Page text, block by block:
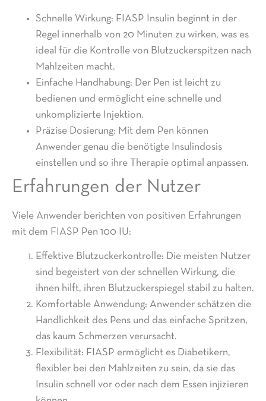
Schnelle Wirkung: FIASP Insulin beginnt in der
Regel innerhalb von 20 Minuten zu wirken, was es
ideal für die Kontrolle von Blutzuckerspitzen nach
Mahlzeiten macht.
Einfache Handhabung: Der Pen ist leicht zu
bedienen und ermöglicht eine schnelle und
unkomplizierte Injektion.
Präzise Dosierung: Mit dem Pen können
Anwender genau die benötigte Insulindosis
einstellen und so ihre Therapie optimal anpassen.
Erfahrungen der Nutzer
Viele Anwender berichten von positiven Erfahrungen
mit dem FIASP Pen 100 IU:
Effektive Blutzuckerkontrolle: Die meisten Nutzer
sind begeistert von der schnellen Wirkung, die
ihnen hilft, ihren Blutzuckerspiegel stabil zu halten.
Komfortable Anwendung: Anwender schätzen die
Handlichkeit des Pens und das einfache Spritzen,
das kaum Schmerzen verursacht.
Flexibilität: FIASP ermöglicht es Diabetikern,
flexibler bei den Mahlzeiten zu sein, da sie das
Insulin schnell vor oder nach dem Essen injizieren